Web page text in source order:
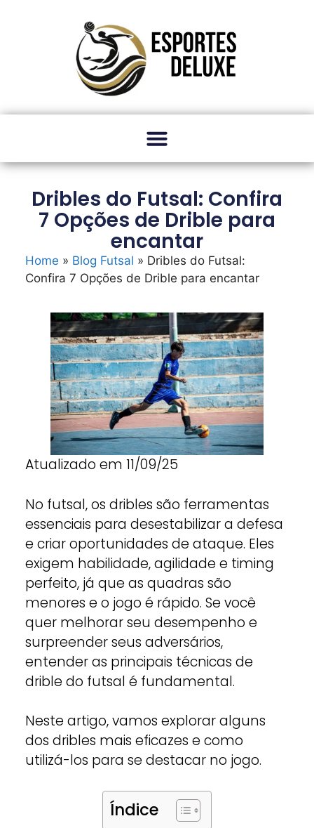
Dribles do Futsal: Confira
7 Opções de Drible para
encantar
Home » Blog Futsal » Dribles do Futsal:
Confira 7 Opções de Drible para encantar
Atualizado em 11/09/25
No futsal, os dribles são ferramentas
essenciais para desestabilizar a defesa
e criar oportunidades de ataque. Eles
exigem habilidade, agilidade e timing
perfeito, já que as quadras são
menores e o jogo é rápido. Se você
quer melhorar seu desempenho e
surpreender seus adversários,
entender as principais técnicas de
drible do futsal é fundamental.
Neste artigo, vamos explorar alguns
dos dribles mais eficazes e como
utilizá-los para se destacar no jogo.
Índice